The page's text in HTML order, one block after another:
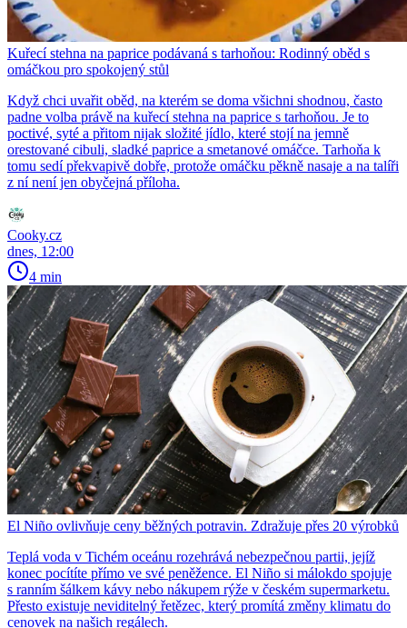
Kuřecí stehna na paprice podávaná s tarhoňou: Rodinný oběd s
omáčkou pro spokojený stůl
Když chci uvařit oběd, na kterém se doma všichni shodnou, často
padne volba právě na kuřecí stehna na paprice s tarhoňou. Je to
poctivé, syté a přitom nijak složité jídlo, které stojí na jemně
orestované cibuli, sladké paprice a smetanové omáčce. Tarhoňa k
tomu sedí překvapivě dobře, protože omáčku pěkně nasaje a na talíři
z ní není jen obyčejná příloha.
Cooky.cz
dnes, 12:00
4 min
El Niño ovlivňuje ceny běžných potravin. Zdražuje přes 20 výrobků
Teplá voda v Tichém oceánu rozehrává nebezpečnou partii, jejíž
konec pocítíte přímo ve své peněžence. El Niño si málokdo spojuje
s ranním šálkem kávy nebo nákupem rýže v českém supermarketu.
Přesto existuje neviditelný řetězec, který promítá změny klimatu do
cenovek na našich regálech.